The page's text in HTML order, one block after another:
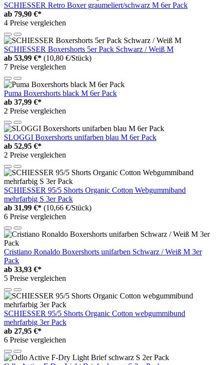
SCHIESSER Retro Boxer graumeliert/schwarz M 6er Pack
ab 79,90 €*
4 Preise vergleichen
SCHIESSER Boxershorts 5er Pack Schwarz / Weiß M
ab 53,99 €* (10,80 €/Stück)
7 Preise vergleichen
Puma Boxershorts black M 6er Pack
ab 37,99 €*
2 Preise vergleichen
SLOGGI Boxershorts unifarben blau M 6er Pack
ab 52,95 €*
2 Preise vergleichen
SCHIESSER 95/5 Shorts Organic Cotton Webgummiband
mehrfarbig S 3er Pack
ab 31,99 €* (10,66 €/Stück)
6 Preise vergleichen
Cristiano Ronaldo Boxershorts unifarben Schwarz / Weiß M 3er
Pack
ab 33,93 €*
5 Preise vergleichen
SCHIESSER 95/5 Shorts Organic Cotton webgummibund
mehrfarbig 3er Pack
ab 27,95 €*
6 Preise vergleichen